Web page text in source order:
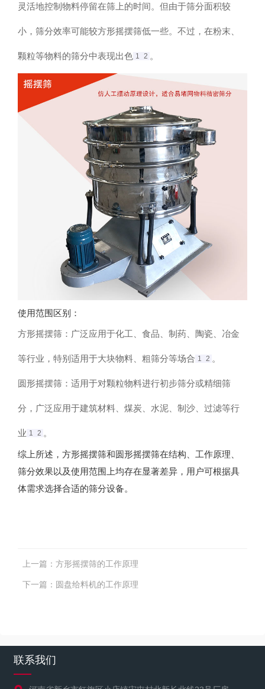
灵活地控制物料停留在筛上的时间。但由于筛分面积较
小，筛分效率可能较方形摇摆筛低一些。不过，在粉末、
颗粒等物料的筛分中表现出色‌ 1 2 。
使用范围区别 ‌：
方形摇摆筛：广泛应用于化工、食品、制药、陶瓷、冶金
等行业，特别适用于大块物料、粗筛分等场合‌ 1 2 。
圆形摇摆筛：适用于对颗粒物料进行初步筛分或精细筛
分，广泛应用于建筑材料、煤炭、水泥、制沙、过滤等行
业‌ 1 2 。
综上所述，方形摇摆筛和圆形摇摆筛在结构、工作原理、
筛分效果以及使用范围上均存在显著差异，用户可根据具
体需求选择合适的筛分设备。
上一篇： 方形摇摆筛的工作原理
下一篇： 圆盘给料机的工作原理
联系我们